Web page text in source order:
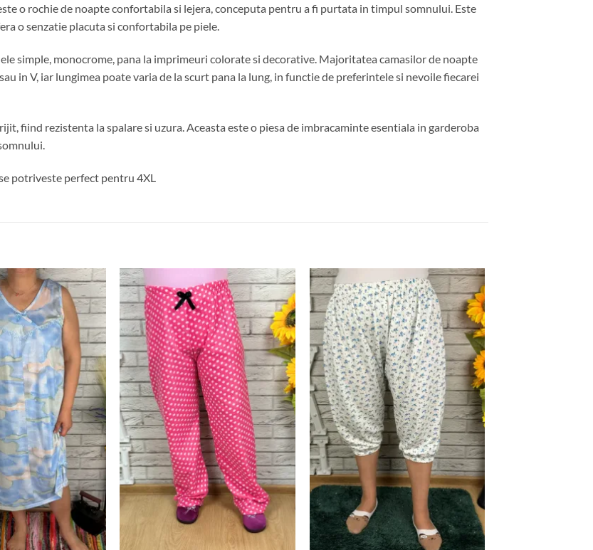
o rochie de noapte confortabila si lejera, conceputa pentru a fi purtata in timpul somnului. Este
o senzatie placuta si confortabila pe piele.
simple, monocrome, pana la imprimeuri colorate si decorative. Majoritatea camasilor de noapte
in V, iar lungimea poate varia de la scurt pana la lung, in functie de preferintele si nevoile fiecarei
fiind rezistenta la spalare si uzura. Aceasta este o piesa de imbracaminte esentiala in garderoba
potriveste perfect pentru 4XL
Adauga
la
favorite
Adauga
la
favorite
Adauga
la
favorite